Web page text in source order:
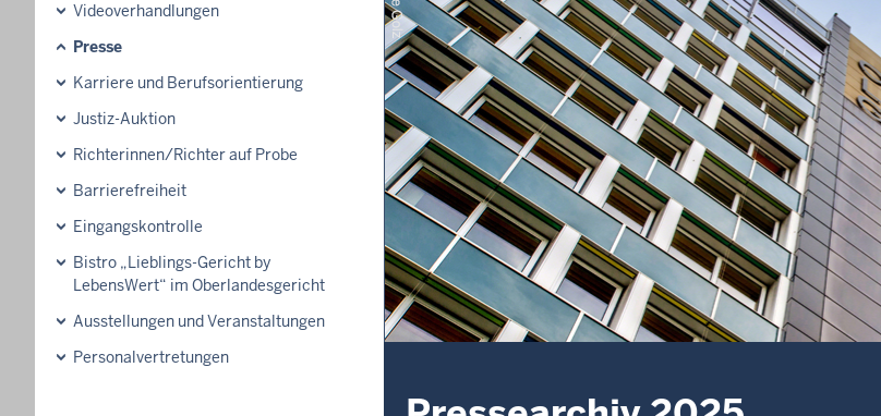
Videoverhandlungen
Presse
Karriere und Berufsorientierung
Justiz-Auktion
Richterinnen/Richter auf Probe
Barrierefreiheit
Eingangskontrolle
Bistro „Lieblings-Gericht by
LebensWert“ im Oberlandesgericht
Ausstellungen und Veranstaltungen
Personalvertretungen